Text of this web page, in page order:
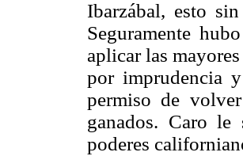
Ibarzábal, esto
Seguramente
aplicar las
por imprudencia
permiso de
ganados. Caro
poderes